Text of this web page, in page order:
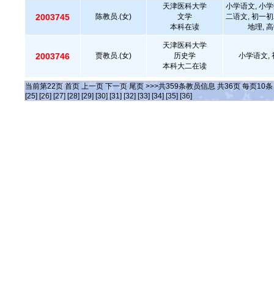
2003745 陈教员.(女)
天津医科大学
文学
本科在读
小学语文, 小
二语文, 初一
地理,
2003746 贾教员.(女)
天津医科大学
历史学
本科大二在读
小学语文,
当前第22页 首页 上一页 下一页 尾页 >>>共359条教员信息 共36页 每页10条
[25] [26] [27] [28] [29] [30] [31] [32] [33] [34] [35] [36]